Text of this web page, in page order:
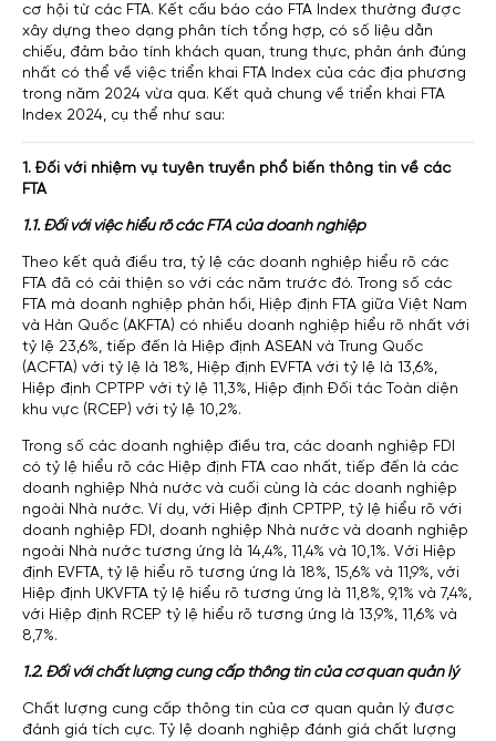
cơ hội từ các FTA. Kết cấu báo cáo FTA Index thường được
xây dựng theo dạng phân tích tổng hợp, có số liệu dẫn
chiếu, đảm bảo tính khách quan, trung thực, phản ánh đúng
nhất có thể về việc triển khai FTA Index của các địa phương
trong năm 2024 vừa qua. Kết quả chung về triển khai FTA
Index 2024, cụ thể như sau:
1. Đối với nhiệm vụ tuyên truyền phổ biến thông tin về các
FTA
1.1. Đối với việc hiểu rõ các FTA của doanh nghiệp
Theo kết quả điều tra, tỷ lệ các doanh nghiệp hiểu rõ các
FTA đã có cải thiện so với các năm trước đó. Trong số các
FTA mà doanh nghiệp phản hồi, Hiệp định FTA giữa Việt Nam
và Hàn Quốc (AKFTA) có nhiều doanh nghiệp hiểu rõ nhất với
tỷ lệ 23,6%, tiếp đến là Hiệp định ASEAN và Trung Quốc
(ACFTA) với tỷ lệ là 18%, Hiệp định EVFTA với tỷ lệ là 13,6%,
Hiệp định CPTPP với tỷ lệ 11,3%, Hiệp định Đối tác Toàn diện
khu vực (RCEP) với tỷ lệ 10,2%.
Trong số các doanh nghiệp điều tra, các doanh nghiệp FDI
có tỷ lệ hiểu rõ các Hiệp định FTA cao nhất, tiếp đến là các
doanh nghiệp Nhà nước và cuối cùng là các doanh nghiệp
ngoài Nhà nước. Ví dụ, với Hiệp định CPTPP, tỷ lệ hiểu rõ với
doanh nghiệp FDI, doanh nghiệp Nhà nước và doanh nghiệp
ngoài Nhà nước tương ứng là 14,4%, 11,4% và 10,1%. Với Hiệp
định EVFTA, tỷ lệ hiểu rõ tương ứng là 18%, 15,6% và 11,9%, với
Hiệp định UKVFTA tỷ lệ hiểu rõ tương ứng là 11,8%, 9,1% và 7,4%,
với Hiệp định RCEP tỷ lệ hiểu rõ tương ứng là 13,9%, 11,6% và
8,7%.
1.2. Đối với chất lượng cung cấp thông tin của cơ quan quản lý
Chất lượng cung cấp thông tin của cơ quan quản lý được
đánh giá tích cực. Tỷ lệ doanh nghiệp đánh giá chất lượng